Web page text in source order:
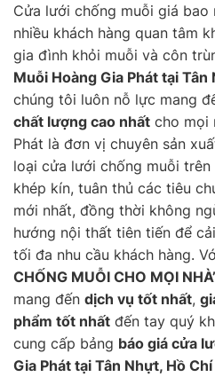
Cửa lưới chống muỗi giá bao
nhiều khách hàng quan tâm
gia đình khỏi muỗi và côn
Muỗi Hoàng Gia Phát tại Tân
chúng tôi luôn nỗ lực mang
chất lượng cao nhất cho mọi
Phát là đơn vị chuyên sản
loại cửa lưới chống muỗi trên
khép kín, tuân thủ các tiêu
mới nhất, đồng thời không
hướng nội thất tiên tiến để
tối đa nhu cầu khách hàng.
CHỐNG MUỖI CHO MỌI
mang đến dịch vụ tốt nhất,
phẩm tốt nhất đến tay quý
cung cấp bảng báo giá cửa
Gia Phát tại Tân Nhựt, Hồ